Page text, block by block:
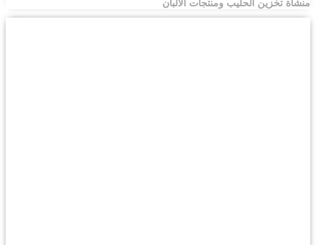
منشأة تخزين الحليب ومنتجات الألبان